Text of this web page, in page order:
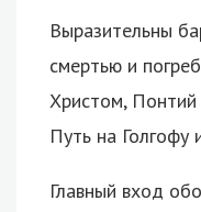
Выразительны
смертью и
Христом,
Путь на Голгофу
Главный вход